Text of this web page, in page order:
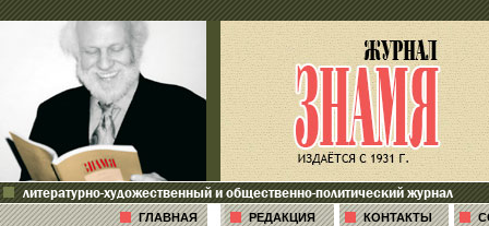
литературно-художественный и общественно-политический журнал
ГЛАВНАЯ РЕДАКЦИЯ КОНТАКТЫ